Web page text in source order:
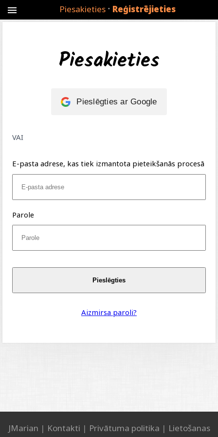
menu Piesakieties · Reģistrējieties
Piesakieties
Pieslēgties ar Google
VAI
E-pasta adrese, kas tiek izmantota pieteikšanās procesā
Parole
Pieslēgties
Aizmirsa paroli?
JMarian | Kontakti | Privātuma politika | Lietošanas